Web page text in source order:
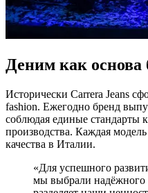
Деним как основа
Исторически Carrera Jeans
fashion. Ежегодно бренд
соблюдая единые стандарты
производства. Каждая
качества в Италии.
«Для успешного
мы выбрали надёжного